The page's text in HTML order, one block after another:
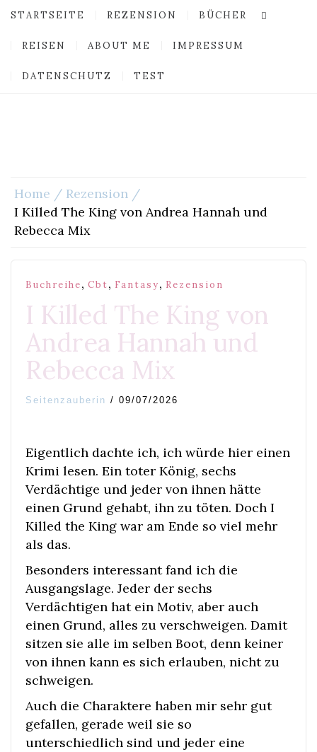
STARTSEITE REZENSION BÜCHER
REISEN ABOUT ME IMPRESSUM
DATENSCHUTZ TEST
Home
Rezension
I Killed The King von Andrea Hannah und
Rebecca Mix
Buchreihe, Cbt, Fantasy, Rezension
I Killed The King von
Andrea Hannah und
Rebecca Mix
Seitenzauberin / 09/07/2026
Eigentlich dachte ich, ich würde hier einen
Krimi lesen. Ein toter König, sechs
Verdächtige und jeder von ihnen hätte
einen Grund gehabt, ihn zu töten. Doch I
Killed the King war am Ende so viel mehr
als das.
Besonders interessant fand ich die
Ausgangslage. Jeder der sechs
Verdächtigen hat ein Motiv, aber auch
einen Grund, alles zu verschweigen. Damit
sitzen sie alle im selben Boot, denn keiner
von ihnen kann es sich erlauben, nicht zu
schweigen.
Auch die Charaktere haben mir sehr gut
gefallen, gerade weil sie so
unterschiedlich sind und jeder eine